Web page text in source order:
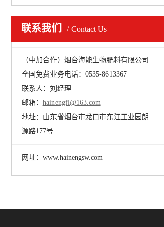
联系我们 Contact Us
（中加合作）烟台海能生物肥料有限公司
全国免费业务电话：0535-8613367
联系人：刘经理
邮箱： hainengfl@163.com
地址：山东省烟台市龙口市东江工业园朗
源路177号
网址：www.hainengsw.com